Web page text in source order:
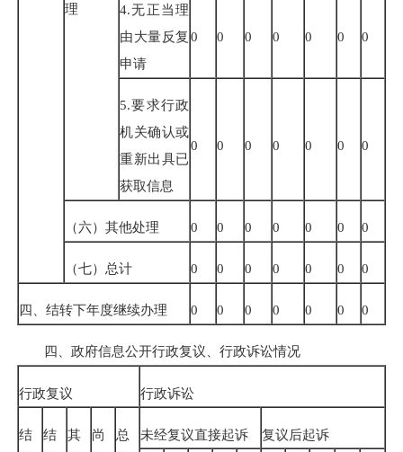
理
4.无正当理
由大量反复
申请
0 0 0 0 0 0 0
5.要求行政
机关确认或
重新出具已
获取信息
0 0 0 0 0 0 0
（六）其他处理 0 0 0 0 0 0 0
（七）总计 0 0 0 0 0 0 0
四、结转下年度继续办理 0 0 0 0 0 0 0
四、政府信息公开行政复议、行政诉讼情况
行政复议 行政诉讼
结
结
其
尚
总
未经复议直接起诉 复议后起诉